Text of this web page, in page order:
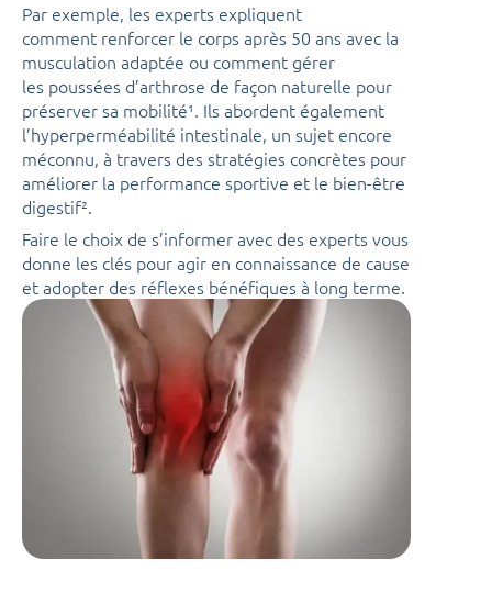
Par exemple, les experts expliquent
comment renforcer le corps après 50 ans avec la
musculation adaptée ou comment gérer
les poussées d’arthrose de façon naturelle pour
préserver sa mobilité¹. Ils abordent également
l’hyperperméabilité intestinale, un sujet encore
méconnu, à travers des stratégies concrètes pour
améliorer la performance sportive et le bien-être
digestif².
Faire le choix de s’informer avec des experts vous
donne les clés pour agir en connaissance de cause
et adopter des réflexes bénéfiques à long terme.